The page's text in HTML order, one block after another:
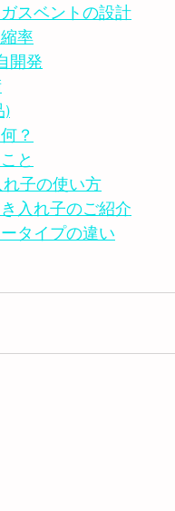
スベントの設計
率
開発
)
？
と
れ子の使い方
入れ子のご紹介
タイプの違い